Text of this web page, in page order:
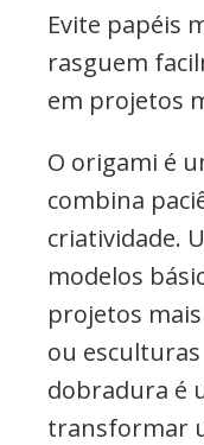
Evite papéis
rasguem
em projetos
O origami é
combina
criatividade.
modelos
projetos
ou
dobradura é
transformar